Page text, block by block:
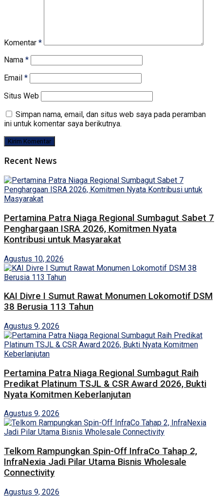
Komentar *
Nama *
Email *
Situs Web
Simpan nama, email, dan situs web saya pada peramban
ini untuk komentar saya berikutnya.
Recent News
Pertamina Patra Niaga Regional Sumbagut Sabet 7
Penghargaan ISRA 2026, Komitmen Nyata
Kontribusi untuk Masyarakat
Agustus 10, 2026
KAI Divre I Sumut Rawat Monumen Lokomotif DSM
38 Berusia 113 Tahun
Agustus 9, 2026
Pertamina Patra Niaga Regional Sumbagut Raih
Predikat Platinum TSJL & CSR Award 2026, Bukti
Nyata Komitmen Keberlanjutan
Agustus 9, 2026
Telkom Rampungkan Spin-Off InfraCo Tahap 2,
InfraNexia Jadi Pilar Utama Bisnis Wholesale
Connectivity
Agustus 9, 2026